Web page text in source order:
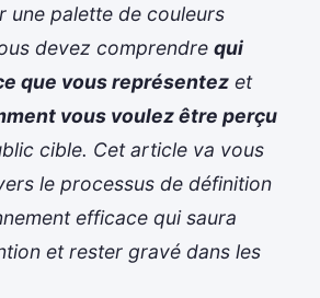
une palette de couleurs
devez comprendre qui
que vous représentez et
vous voulez être perçu
cible. Cet article va vous
le processus de définition
efficace qui saura
et rester gravé dans les